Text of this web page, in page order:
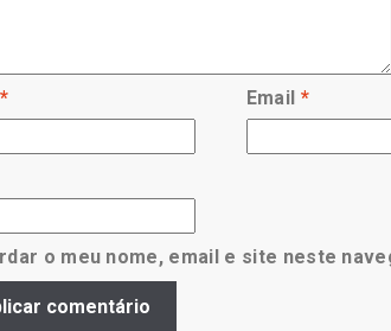
* Email *
o meu nome, email e site neste